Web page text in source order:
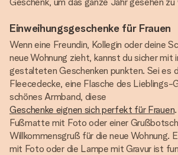
Einweihungsgeschenke für Frauen
Wenn eine Freundin, Kollegin oder deine
neue Wohnung zieht, kannst du sicher mit
gestalteten Geschenken punkten. Sei es
Fleecedecke, eine Flasche des Lieblings-
schönes Armband, diese
Geschenke eignen sich perfekt für Frauen
Fußmatte mit Foto oder einer
Willkommensgruß für die neue Wohnung.
mit Foto oder die Lampe mit Gravur ist